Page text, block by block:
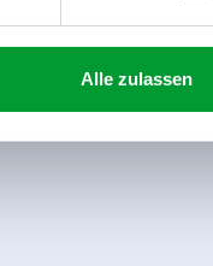
Alle zulassen